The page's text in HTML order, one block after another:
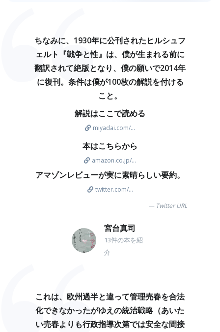
ちなみに、1930年に公刊されたヒルシュフ
ェルト『戦争と性』は、僕が生まれる前に
翻訳されて絶版となり、僕の願いで2014年
に復刊。条件は僕が100枚の解説を付ける
こと。
解説はここで読める
miyadai.com/...
本はこちらから
amazon.co.jp/...
アマゾンレビューが実に素晴らしい要約。
twitter.com/...
Twitter URL
宮台真司
13件の本を紹
介
これは、欧州過半と違って管理売春を合法
化できなかったがゆえの統治戦略（あいた
い売春よりも行政指導次第では安全な間接